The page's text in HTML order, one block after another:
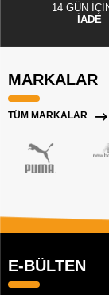
14 GÜN
İADE
MARKALAR
TÜM MARKALAR
E-BÜLTEN